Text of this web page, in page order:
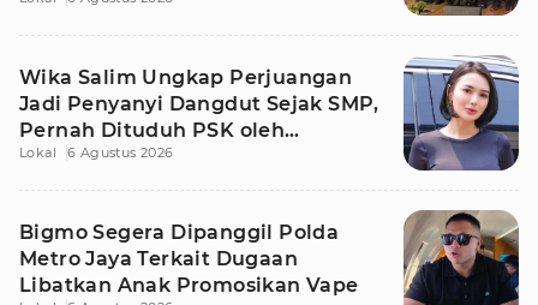
Wika Salim Ungkap Perjuangan
Jadi Penyanyi Dangdut Sejak SMP,
Pernah Dituduh PSK oleh
Tetangga
Lokal 6 Agustus 2026
Bigmo Segera Dipanggil Polda
Metro Jaya Terkait Dugaan
Libatkan Anak Promosikan Vape